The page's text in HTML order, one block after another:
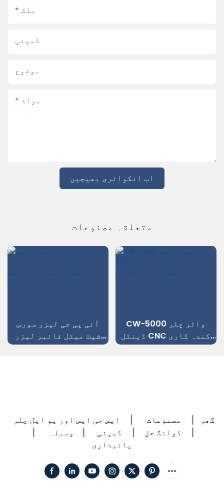
ملک
کمپنی
موضوع
مواد
اب انکوائری بھیجیں
متعلقہ مصنوعات
آئی پی جی لیزر سورس
شیٹ میٹل فائبر لیزر
کٹنگ مشین کے لیے فائبر
CW-5000 واٹر چلر
ڈینٹل CNC کندہ کاری
کی مشین کو ٹھنڈا کرنے
گھر مصنوعات ایس جی ایس اور یو ایل چلر
کولنگ حل کمپنی وسیلہ
پائیداری